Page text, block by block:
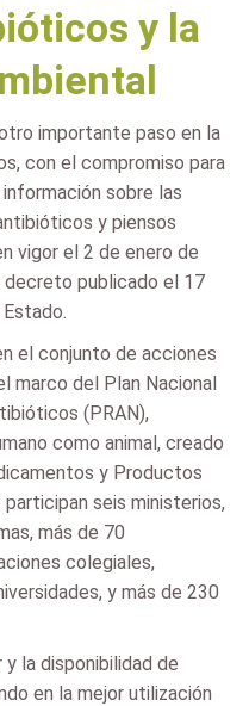
y la
importante paso en la
con el compromiso para
sobre las
y piensos
vigor el 2 de enero de
publicado el 17
el conjunto de acciones
marco del Plan Nacional
(PRAN),
como animal, creado
y Productos
seis ministerios,
más de 70
colegiales,
y más de 230
la disponibilidad de
en la mejor utilización